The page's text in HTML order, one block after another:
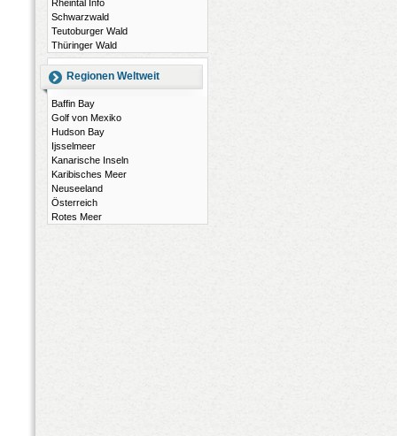
Rheintal Info
Schwarzwald
Teutoburger Wald
Thüringer Wald
Regionen Weltweit
Baffin Bay
Golf von Mexiko
Hudson Bay
Ijsselmeer
Kanarische Inseln
Karibisches Meer
Neuseeland
Österreich
Rotes Meer